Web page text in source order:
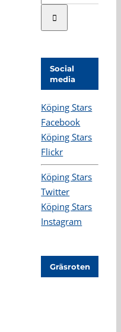
Social
media
Köping Stars
Facebook
Köping Stars
Flickr
Köping Stars
Twitter
Köping Stars
Instagram
Gräsroten